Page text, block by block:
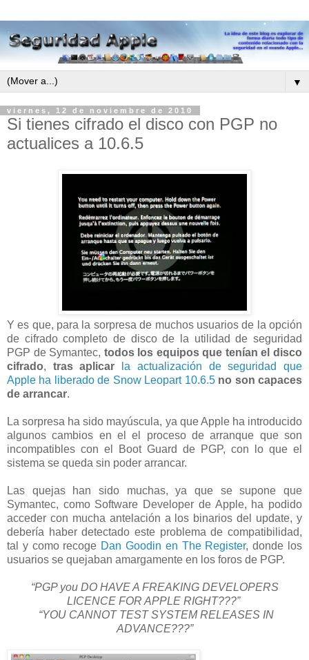
▼
viernes, 12 de noviembre de 2010
Si tienes cifrado el disco con PGP no
actualices a 10.6.5
Y es que, para la sorpresa de muchos usuarios de la opción
de cifrado completo de disco de la utilidad de seguridad
PGP de Symantec, todos los equipos que tenían el disco
cifrado, tras aplicar
la actualización de seguridad que
Apple ha liberado de Snow Leopart 10.6.5 no son capaces
de arrancar.
La sorpresa ha sido mayúscula, ya que Apple ha introducido
algunos cambios en el el proceso de arranque que son
incompatibles con el Boot Guard de PGP, con lo que el
sistema se queda sin poder arrancar.
Las quejas han sido muchas, ya que se supone que
Symantec, como Software Developer de Apple, ha podido
acceder con mucha antelación a los binarios del update, y
debería haber detectado este problema de compatibilidad,
tal y como recoge Dan Goodin en The Register, donde los
usuarios se quejaban amargamente en los foros de PGP.
“PGP you DO HAVE A FREAKING DEVELOPERS
LICENCE FOR APPLE RIGHT???”
“YOU CANNOT TEST SYSTEM RELEASES IN
ADVANCE???”